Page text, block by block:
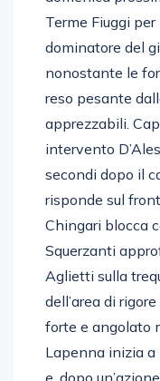
domenica
Terme Fiuggi per
dominatore del
nonostante le
reso pesante
apprezzabili.
intervento
secondi dopo il
risponde sul
Chingari blocca
Squerzanti
Aglietti sulla
dell’area di
forte e angolato
Lapenna inizia a